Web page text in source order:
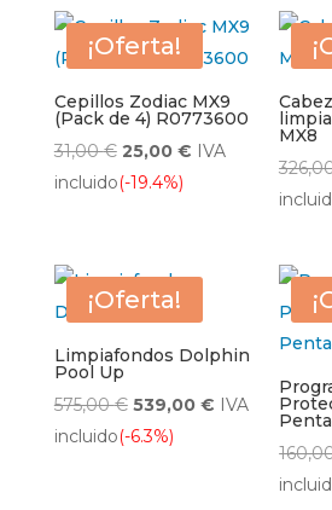
¡Oferta!
Cepillos Zodiac MX9
(Pack de 4) R0773600
31,00€ El
precio
31,00 €.
25,00 €El
25,00 €.
IVA
incluido(-19.4%)
MX8
¡Oferta!
Limpiafondos Dolphin
Pool Up
575,00€ El
precio
539,00 €ElIVA
incluido(-6.3%)